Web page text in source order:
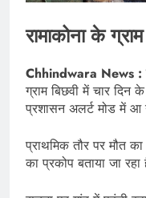
रामाकोना के
Chhindwara News :
ग्राम बिछवी में चार दिन
प्रशासन अलर्ट मोड में आ
प्राथमिक तौर पर मौत
का प्रकोप बताया जा रहा